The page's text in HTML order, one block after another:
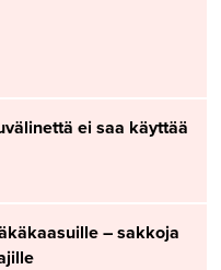
ei saa käyttää
– sakkoja